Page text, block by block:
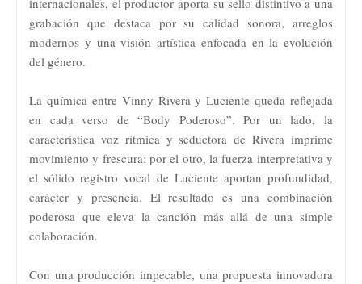
grabación que destaca por su calidad sonora, arreglos
modernos y una visión artística enfocada en la evolución
del género.
La química entre Vinny Rivera y Luciente queda reflejada
en cada verso de “Body Poderoso”. Por un lado, la
característica voz rítmica y seductora de Rivera imprime
movimiento y frescura; por el otro, la fuerza interpretativa y
el sólido registro vocal de Luciente aportan profundidad,
carácter y presencia. El resultado es una combinación
poderosa que eleva la canción más allá de una simple
colaboración.
Con una producción impecable, una propuesta innovadora